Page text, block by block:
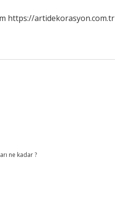
https://artidekorasyon.com.tr
ne kadar ?